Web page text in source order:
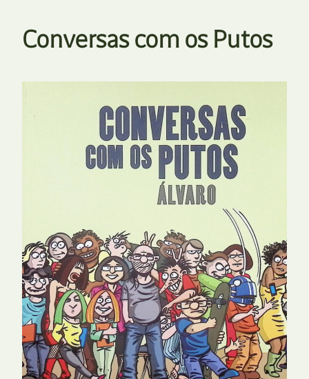
Conversas com os Putos